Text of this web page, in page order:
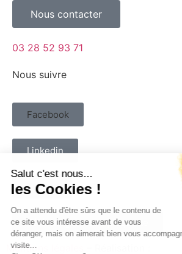
Nous contacter
03 28 52 93 71
Nous suivre
Facebook
Linkedin
Twitter
Télécharger notre plaquette
Mentions légales